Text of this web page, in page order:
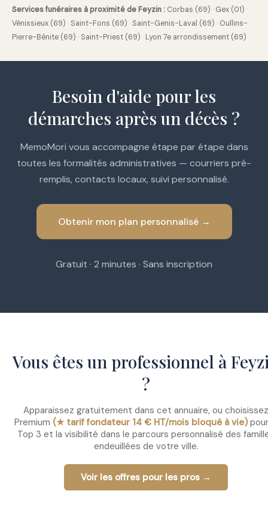
Services funéraires à proximité de Feyzin : Corbas (69) · Gex (01) ·
Vénissieux (69) · Saint-Fons (69) · Saint-Genis-Laval (69) · Oullins-
Pierre-Bénite (69) · Saint-Priest (69) · Lyon 7e arrondissement (69)
Besoin d'aide pour les
démarches après un décès ?
MemoMori vous accompagne étape par étape dans
toutes les formalités administratives — courriers pré-
remplis, contacts locaux, suivi personnalisé.
Obtenir mon plan personnalisé →
Gratuit · 2 minutes · Sans inscription
Vous êtes un professionnel à
?
Apparaissez gratuitement dans cet annuaire, ou choisissez
Premium (★ tarif fondateur 14 € HT/mois bloqué à vie)
Top 3 et la visibilité dans le parcours personnalisé des
endeuillées de votre ville.
Voir les offres pour les pros →